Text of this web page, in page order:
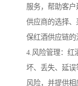
服务，帮助客
供应商的选择
保红酒供应链的
4.风险管理：红
坏、丢失、延
风险，并提供